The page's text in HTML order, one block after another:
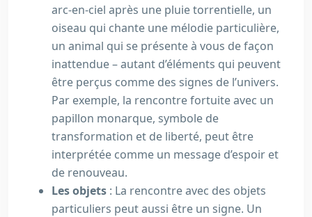
arc-en-ciel après une pluie torrentielle, un
oiseau qui chante une mélodie particulière,
un animal qui se présente à vous de façon
inattendue – autant d’éléments qui peuvent
être perçus comme des signes de l’univers.
Par exemple, la rencontre fortuite avec un
papillon monarque, symbole de
transformation et de liberté, peut être
interprétée comme un message d’espoir et
de renouveau.
Les objets : La rencontre avec des objets
particuliers peut aussi être un signe. Un